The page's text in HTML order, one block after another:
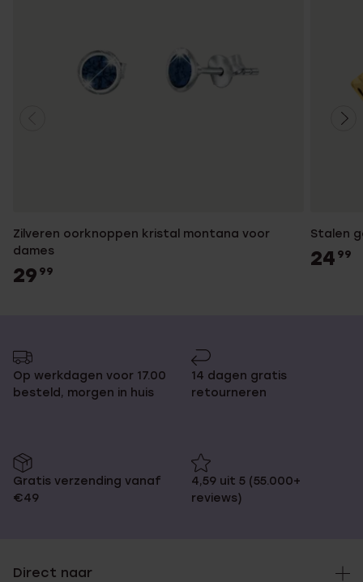
Zilveren oorknoppen kristal montana voor
dames
29 99
Stalen
24 99
Op werkdagen voor 17.00
besteld, morgen in huis
14 dagen gratis
retourneren
Gratis verzending vanaf
€49
4,59 uit 5 (55.000+
reviews)
Direct naar